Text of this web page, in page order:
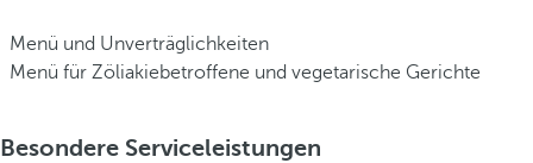
Menü und Unverträglichkeiten
Menü für Zöliakiebetroffene und vegetarische Gerichte
Besondere Serviceleistungen